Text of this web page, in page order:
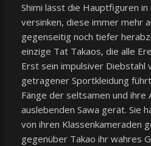
Shimi lässt die Hauptfiguren
versinken, diese immer mehr
gegenseitig noch tiefer
einzige Tat Takaos, die alle
Erst sein impulsiver Diebstahl
getragener Sportkleidung
Fänge der seltsamen und ihre
auslebenden Sawa gerät. Sie
von ihren Klassenkameraden
gegenüber Takao ihr wahres